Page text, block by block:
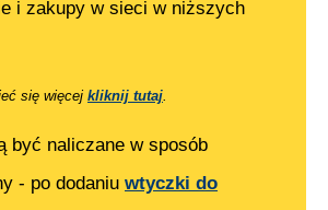
i zakupy w sieci w niższych
się więcej kliknij tutaj.
być naliczane w sposób
- po dodaniu wtyczki do